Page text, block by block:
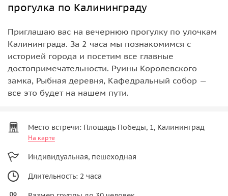
прогулка по Калининграду
Приглашаю вас на вечернюю прогулку по улочкам
Калининграда. За 2 часа мы познакомимся с
историей города и посетим все главные
достопримечательности. Руины Королевского
замка, Рыбная деревня, Кафедральный собор —
все это будет на нашем пути.
Место встречи: Площадь Победы, 1, Калининград
На карте
Индивидуальная, пешеходная
Длительность: 2 часа